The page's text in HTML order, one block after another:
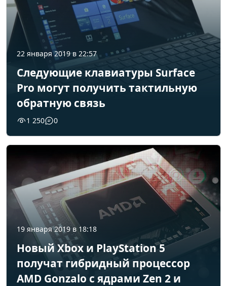
22 января 2019 в 22:57
Следующие клавиатуры Surface
Pro могут получить тактильную
обратную связь
1 250 0
19 января 2019 в 18:18
Новый Xbox и PlayStation 5
получат гибридный процессор
AMD Gonzalo с ядрами Zen 2 и